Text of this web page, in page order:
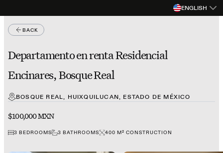
ENGLISH
BACK
Departamento en renta Residencial
Encinares, Bosque Real
BOSQUE REAL, HUIXQUILUCAN, ESTADO DE MÉXICO
$100,000 MXN
3 BEDROOMS 3 BATHROOMS 400 M² CONSTRUCTION